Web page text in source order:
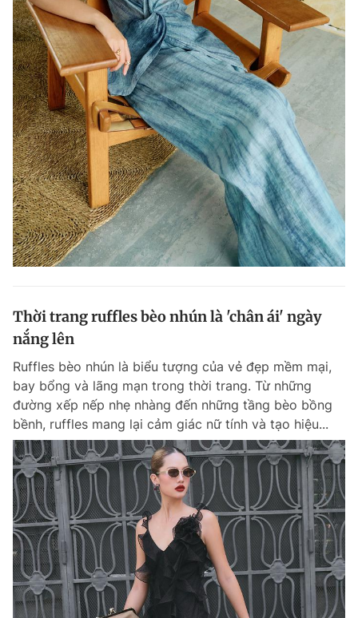
Thời trang ruffles bèo nhún là 'chân ái' ngày
nắng lên
Ruffles bèo nhún là biểu tượng của vẻ đẹp mềm mại,
bay bổng và lãng mạn trong thời trang. Từ những
đường xếp nếp nhẹ nhàng đến những tầng bèo bồng
bềnh, ruffles mang lại cảm giác nữ tính và tạo hiệu...